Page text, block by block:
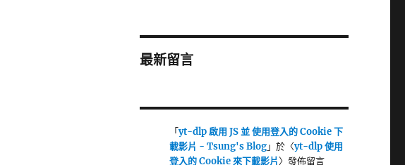
最新留言
「yt-dlp 啟用 JS 並 使用登入的 Cookie 下
載影片 - Tsung's Blog」於〈yt-dlp 使用
登入的 Cookie 來下載影片〉發佈留言